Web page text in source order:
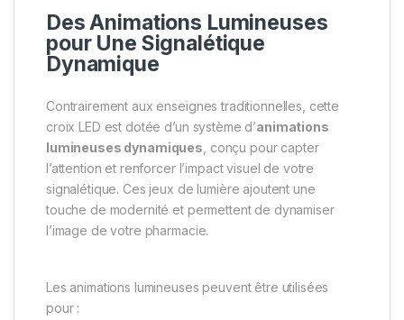
Des Animations Lumineuses
pour Une Signalétique
Dynamique
Contrairement aux enseignes traditionnelles, cette
croix LED est dotée d’un système d’animations
lumineuses dynamiques , conçu pour capter
l’attention et renforcer l’impact visuel de votre
signalétique. Ces jeux de lumière ajoutent une
touche de modernité et permettent de dynamiser
l’image de votre pharmacie.
Les animations lumineuses peuvent être utilisées
pour :